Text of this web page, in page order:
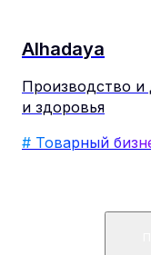
Alhadaya
Производство и
и здоровья
# Товарный